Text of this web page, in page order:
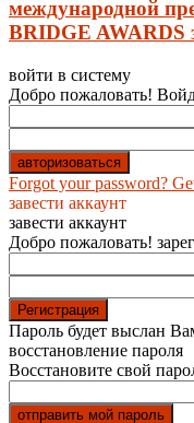
международной
BRIDGE AWARDS
войти в систему
Добро пожаловать!
Forgot your password?
завести аккаунт
завести аккаунт
Добро пожаловать!
Пароль будет выслан
восстановление пароля
Восстановите свой